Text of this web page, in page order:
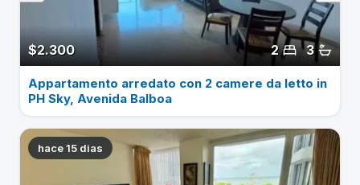
$2.300 3
2
Appartamento arredato con 2 camere da letto in
PH Sky, Avenida Balboa
hace 15 dias